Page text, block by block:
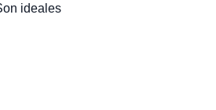
ideales